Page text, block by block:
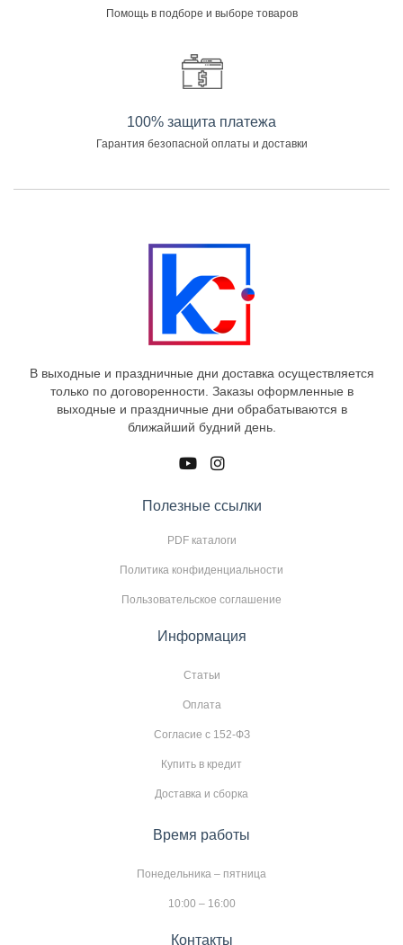
Помощь в подборе и выборе товаров
100% защита платежа
Гарантия безопасной оплаты и доставки
В выходные и праздничные дни доставка осуществляется
только по договоренности. Заказы оформленные в
выходные и праздничные дни обрабатываются в
ближайший будний день.
Полезные ссылки
PDF каталоги
Политика конфиденциальности
Пользовательское соглашение
Информация
Статьи
Оплата
Согласие с 152-ФЗ
Купить в кредит
Доставка и сборка
Время работы
Понедельника – пятница
10:00 – 16:00
Контакты